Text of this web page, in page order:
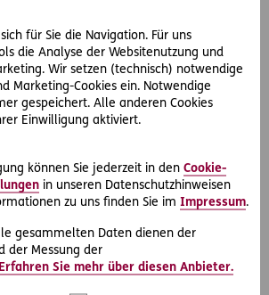
für Sie die Navigation. Für uns
die Analyse der Websitenutzung und
Wir setzen (technisch) notwendige
Marketing-Cookies ein. Notwendige
gespeichert. Alle anderen Cookies
Einwilligung aktiviert.
können Sie jederzeit in den Cookie-
in unseren Datenschutzhinweisen
zu uns finden Sie im Impressum.
gesammelten Daten dienen der
der Messung der
Erfahren Sie mehr über diesen Anbieter.
GMSG
für Finanzen
zum CRS
Informationsaustausch
Tax Compliance Act(FATCA)wurde